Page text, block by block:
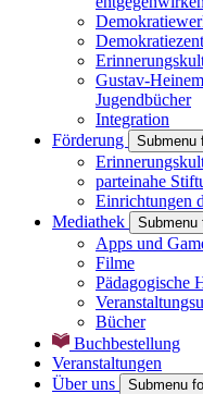
Gustav-
Jugendbücher
Integration
Förderung
Submenu
parteinahe
Einrichtungen
Mediathek
Submenu
Apps und
Filme
Pädagogische
Bücher
Buchbestellung
Veranstaltungen
Über uns
Submenu